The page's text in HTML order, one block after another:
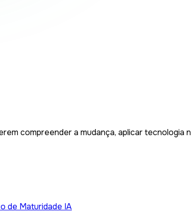
compreender a mudança, aplicar tecnologia
de Maturidade IA